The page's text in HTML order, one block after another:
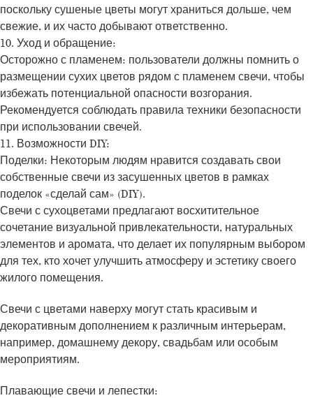
поскольку сушеные цветы могут храниться дольше, чем
свежие, и их часто добывают ответственно.
10. Уход и обращение:
Осторожно с пламенем: пользователи должны помнить о
размещении сухих цветов рядом с пламенем свечи, чтобы
избежать потенциальной опасности возгорания.
Рекомендуется соблюдать правила техники безопасности
при использовании свечей.
11. Возможности DIY:
Поделки: Некоторым людям нравится создавать свои
собственные свечи из засушенных цветов в рамках
поделок «сделай сам» (DIY).
Свечи с сухоцветами предлагают восхитительное
сочетание визуальной привлекательности, натуральных
элементов и аромата, что делает их популярным выбором
для тех, кто хочет улучшить атмосферу и эстетику своего
жилого помещения.
Свечи с цветами наверху могут стать красивым и
декоративным дополнением к различным интерьерам,
например, домашнему декору, свадьбам или особым
мероприятиям.
Плавающие свечи и лепестки: